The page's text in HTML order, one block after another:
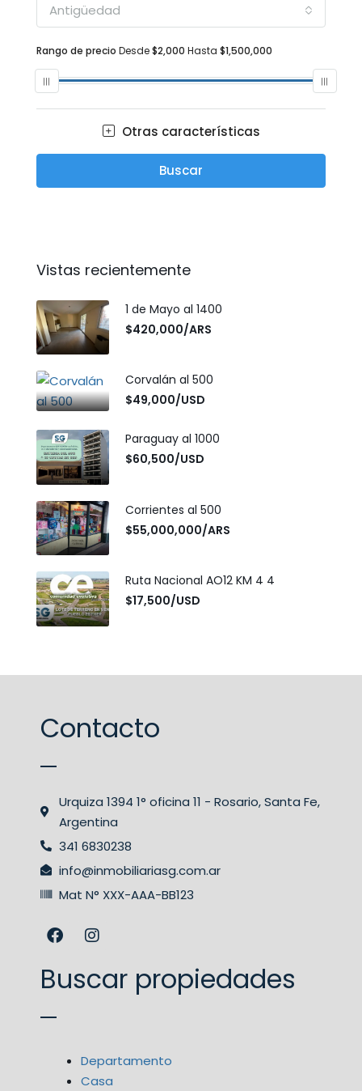
Antigüedad
Rango de precio Desde$2,000 Hasta $1,500,000
Otras características
Buscar
Vistas recientemente
1 de Mayo al 1400
$420,000/ARS
Corvalán al 500
$49,000/USD
Paraguay al 1000
$60,500/USD
Corrientes al 500
$55,000,000/ARS
Ruta Nacional AO12 KM 4 4
$17,500/USD
Contacto
Urquiza 1394 1° oficina 11 - Rosario, Santa Fe,
Argentina
341 6830238
info@inmobiliariasg.com.ar
Mat N° XXX-AAA-BB123
Buscar propiedades
Departamento
Casa